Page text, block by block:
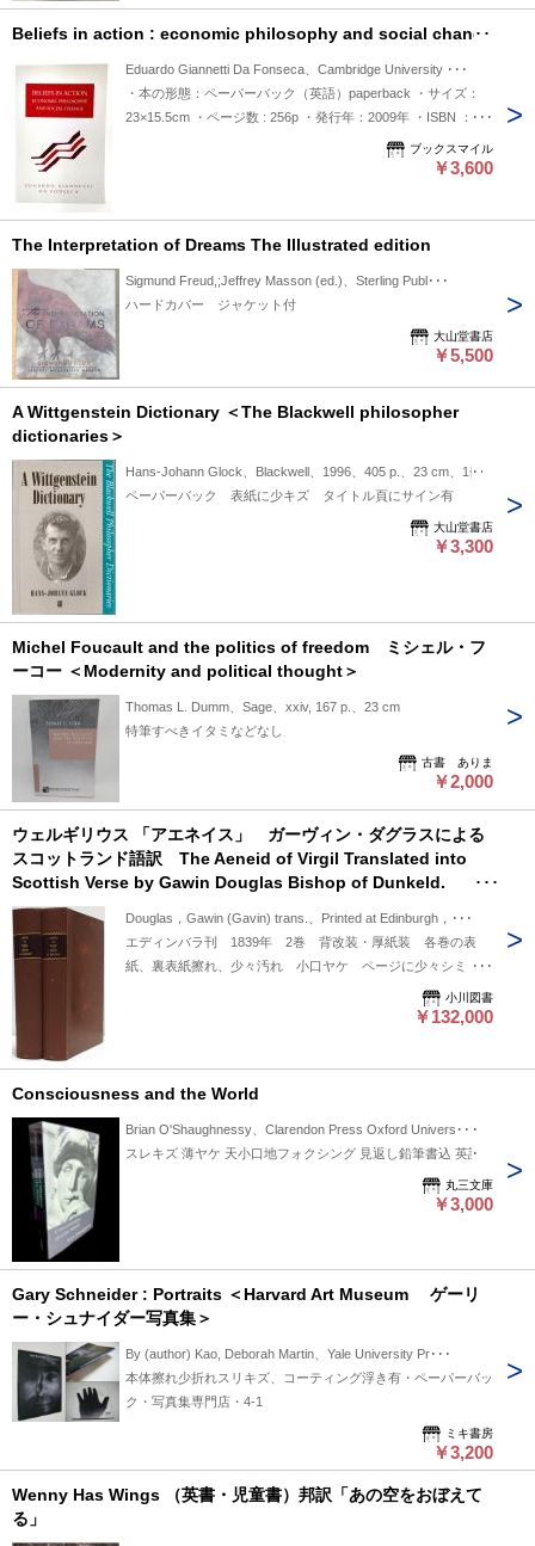
Beliefs in action : economic philosophy and social change
Eduardo Giannetti Da Fonseca、Cambridge University ･･･
・本の形態：ペーパーバック（英語）paperback ・サイズ：
23×15.5cm ・ページ数 : 256p ・発行年：2009年 ・ISBN ：
9780521100601 ◆本の状態：（英語）paperback,非常に良
ブックスマイル
￥3,600
The Interpretation of Dreams The Illustrated edition
Sigmund Freud,;Jeffrey Masson (ed.)、Sterling Publ･･･
ハードカバー ジャケット付
大山堂書店
￥5,500
A Wittgenstein Dictionary ＜The Blackwell philosopher
dictionaries＞
Hans-Johann Glock、Blackwell、1996、405 p.、23 cm、1冊
ペーパーバック 表紙に少キズ タイトル頁にサイン有
大山堂書店
￥3,300
Michel Foucault and the politics of freedom ミシェル・フ
ーコー ＜Modernity and political thought＞
Thomas L. Dumm、Sage、xxiv, 167 p.、23 cm
特筆すべきイタミなどなし
古書 ありま
￥2,000
ウェルギリウス 「アエネイス」 ガーヴィン・ダグラスによる
スコットランド語訳 The Aeneid of Virgil Translated into
Scottish Verse by Gawin Douglas Bishop of Dunkeld.
Presented to the Bannatyne Club by Andrew Rutherfurd
and George Dundas.
Douglas，Gawin (Gavin) trans.、Printed at Edinburgh，･･･
エディンバラ刊 1839年 2巻 背改装・厚紙装 各巻の表
紙、裏表紙擦れ、少々汚れ 小口ヤケ ページに少々シミ 第
1巻若干綴じ緩み 第2巻前見返しのど少々裂け 511pp./ 514-
915pp.，ix. Brown paper covered boards. Rebacked with
bookshop label pasted on front e.p.of vol.1. Pages light spotted.
e.p.of vol.2 partly torn at hinge.
小川図書
￥132,000
Consciousness and the World
Brian O'Shaughnessy、Clarendon Press Oxford Univers･･･
スレキズ 薄ヤケ 天小口地フォクシング 見返し鉛筆書込 英語
丸三文庫
￥3,000
Gary Schneider : Portraits ＜Harvard Art Museum ゲーリ
ー・シュナイダー写真集＞
By (author) Kao, Deborah Martin、Yale University Pr･･･
本体擦れ少折れスリキズ、コーティング浮き有・ペーパーバッ
ク・写真集専門店・4-1
ミキ書房
￥3,200
Wenny Has Wings （英書・児童書）邦訳「あの空をおぼえて
る」